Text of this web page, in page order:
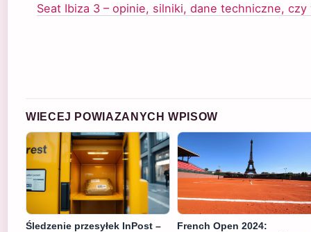
Seat Ibiza 3 – opinie, silniki, dane techniczne,
WIECEJ POWIAZANYCH WPISOW
Śledzenie przesyłek InPost –
French Open 2024: